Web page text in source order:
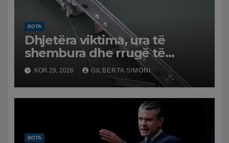
BOTA
Dhjetëra viktima, ura të
shembura dhe rrugë të
dëmtuara! Japonia goditet
nga tërmeti i fuqishëm,
qindra mijëra të evakuuar
KOR 29, 2026 GILBERTA SIMONI
BOTA